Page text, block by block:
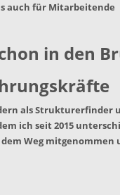
auch für Mitarbeitende
in den
als
ich seit 2015
Weg mitgenommen